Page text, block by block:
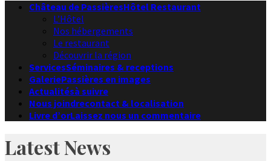
Château de PassièresHôtel Restaurant
L’Hôtel
Nos hébergements
Le restaurant
Découvrir la région
ServicesSéminaires & receptions
GaleriePassières en images
Actualitésà suivre
Nous joindrecontact & localisation
Livre d’orLaissez nous un commentaire
Latest News